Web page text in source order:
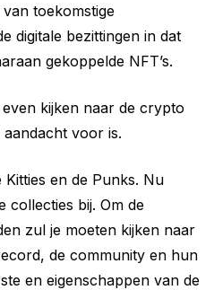
toekomstige
digitale bezittingen in dat
gekoppelde NFT’s.
kijken naar de crypto
voor is.
en de Punks. Nu
collecties bij. Om de
zul je moeten kijken naar
de community en hun
en eigenschappen van de